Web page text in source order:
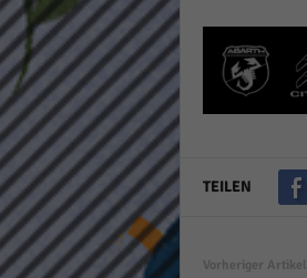
TEILEN
Vorheriger Artikel